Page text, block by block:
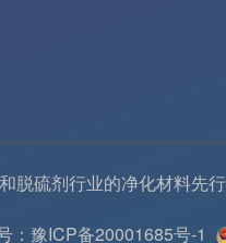
和脱硫剂行业的净化材料先
：豫ICP备20001685号-1